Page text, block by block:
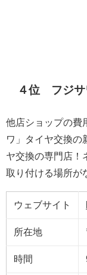
４位 フジサ
他店ショップの費
ワ」タイヤ交換の
ヤ交換の専門店！
取り付ける場所が
ウェブサイト
所在地
時間